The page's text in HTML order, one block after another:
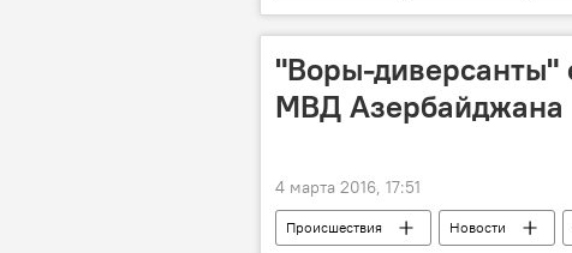
Григорий Трофимчук
Запуск
"Воры-диверсанты"
МВД Азербайджана
4 марта 2016, 17:51
Происшествия Новости